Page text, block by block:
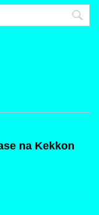
na Kekkon